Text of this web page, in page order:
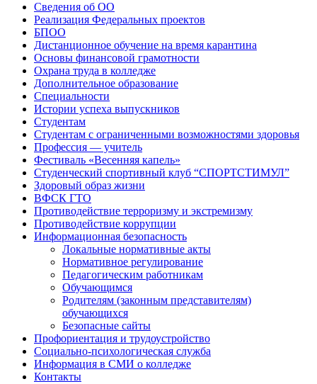
Сведения об ОО
Реализация Федеральных проектов
БПОО
Дистанционное обучение на время карантина
Основы финансовой грамотности
Охрана труда в колледже
Дополнительное образование
Специальности
Истории успеха выпускников
Студентам
Студентам с ограниченными возможностями здоровья
Профессия — учитель
Фестиваль «Весенняя капель»
Студенческий спортивный клуб “СПОРТСТИМУЛ”
Здоровый образ жизни
ВФСК ГТО
Противодействие терроризму и экстремизму
Противодействие коррупции
Информационная безопасность
Локальные нормативные акты
Нормативное регулирование
Педагогическим работникам
Обучающимся
Родителям (законным представителям)
обучающихся
Безопасные сайты
Профориентация и трудоустройство
Социально-психологическая служба
Информация в СМИ о колледже
Контакты